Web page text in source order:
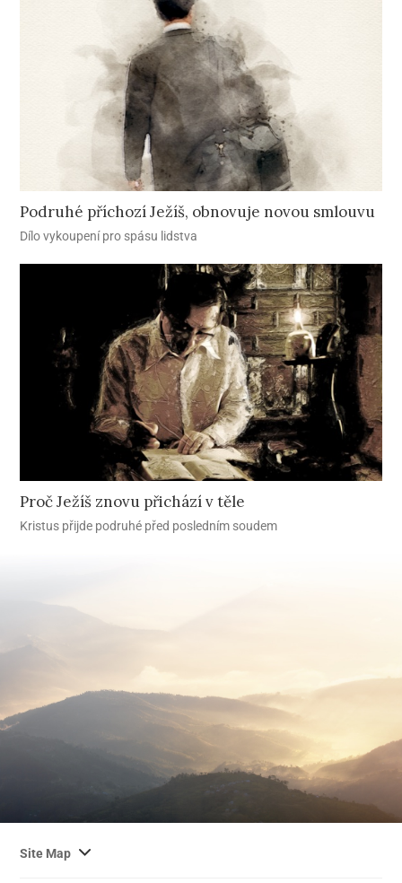
Podruhé příchozí Ježíš, obnovuje novou smlouvu
Dílo vykoupení pro spásu lidstva
Proč Ježíš znovu přichází v těle
Kristus přijde podruhé před posledním soudem
Site Map 사